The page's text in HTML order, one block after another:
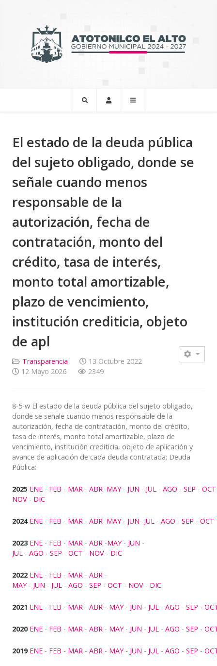
El estado de la deuda pública
del sujeto obligado, donde se
señale cuando menos
responsable de la
autorización, fecha de
contratación, monto del
crédito, tasa de interés,
monto total amortizable,
plazo de vencimiento,
institución crediticia, objeto
de apl
Transparencia
13 Octubre 2022
12 Mayo 2026
2349
8-5-w El estado de la deuda pública del sujeto obligado,
donde se señale cuando menos responsable de la
autorización, fecha de contratación, monto del crédito,
tasa de interés, monto total amortizable, plazo de
vencimiento, institución crediticia, objeto de aplicación y
avance de aplicación de cada deuda contratada; Deuda
Pública:
2025 ENE - FEB - MAR - ABR MAY- JUN - JUL - AGO - SEP - OCT
NOV - DIC
2024ENE - FEB - MAR - ABR MAY- JUN- JUL - AGO - SEP - OCT
2023 ENE - FEB - MAR - ABR -MAY- JUN -
JUL - AGO - SEP - OCT - NOV - DIC
2022 ENE - FEB - MAR - ABR -
MAY - JUN - JUL - AGO - SEP - OCT - NOV - DIC
2021 ENE - FEB - MAR - ABR - MAY- JUN - JUL - AGO - SEP -
2020 ENE - FEB - MAR - ABR - MAY- JUN - JUL - AGO - SEP -
2019 ENE - FEB - MAR - ABR - MAY- JUN - JUL - AGO - SEP -